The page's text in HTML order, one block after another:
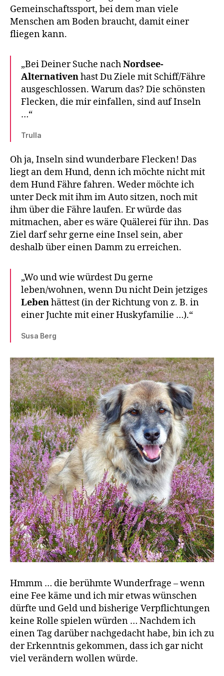
Gemeinschaftssport, bei dem man viele
Menschen am Boden braucht, damit einer
fliegen kann.
„Bei Deiner Suche nachNordsee-
Alternativenhast Du Ziele mit Schiff/Fähre
ausgeschlossen. Warum das? Die schönsten
Flecken, die mir einfallen, sind auf Inseln
…“
Trulla
Oh ja, Inseln sind wunderbare Flecken! Das
liegt an dem Hund, denn ich möchte nicht mit
dem Hund Fähre fahren. Weder möchte ich
unter Deck mit ihm im Auto sitzen, noch mit
ihm über die Fähre laufen. Er würde das
mitmachen, aber es wäre Quälerei für ihn. Das
Ziel darf sehr gerne eine Insel sein, aber
deshalb über einen Damm zu erreichen.
„Wo und wie würdest Du gerne
leben/wohnen, wenn Du nicht Dein jetziges
Lebenhättest (in der Richtung von z. B. in
einer Juchte mit einer Huskyfamilie …).“
Susa Berg
Hmmm … die berühmte Wunderfrage – wenn
eine Fee käme und ich mir etwas wünschen
dürfte und Geld und bisherige Verpflichtungen
keine Rolle spielen würden … Nachdem ich
einen Tag darüber nachgedacht habe, bin ich zu
der Erkenntnis gekommen, dass ich gar nicht
viel verändern wollen würde.